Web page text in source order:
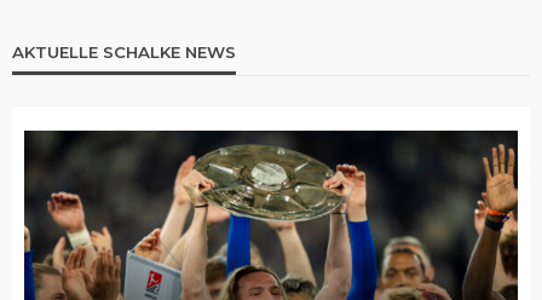
AKTUELLE SCHALKE NEWS